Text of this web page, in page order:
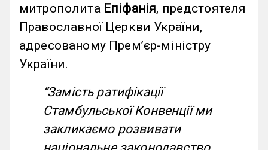
митрополита Епіфанія, предстоятеля
Православної Церкви України,
адресованому Прем’єр-міністру
України.
“Замість ратифікації
Стамбульської Конвенції ми
закликаємо розвивати